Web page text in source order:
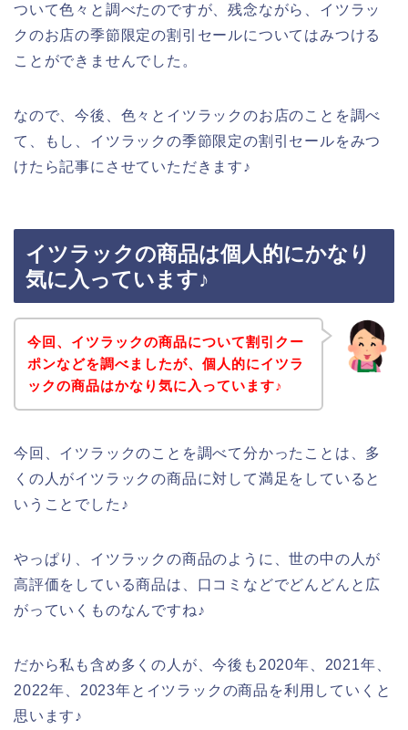
ついて色々と調べたのですが、残念ながら、イツラッ
クのお店の季節限定の割引セールについてはみつける
ことができませんでした。
なので、今後、色々とイツラックのお店のことを調べ
て、もし、イツラックの季節限定の割引セールをみつ
けたら記事にさせていただきます♪
イツラックの商品は個人的にかなり
気に入っています♪
今回、イツラックの商品について割引クー
ポンなどを調べましたが、個人的にイツラ
ックの商品はかなり気に入っています♪
今回、イツラックのことを調べて分かったことは、多
くの人がイツラックの商品に対して満足をしていると
いうことでした♪
やっぱり、イツラックの商品のように、世の中の人が
高評価をしている商品は、口コミなどでどんどんと広
がっていくものなんですね♪
だから私も含め多くの人が、今後も2020年、2021年、
2022年、2023年とイツラックの商品を利用していくと
思います♪